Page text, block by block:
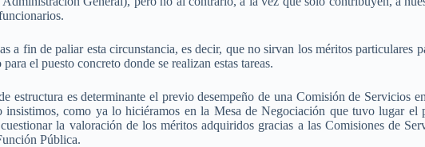
fin de paliar esta circunstancia, es decir, que no sirvan los méritos particulares
el puesto concreto donde se realizan estas tareas.
estructura es determinante el previo desempeño de una Comisión de Servicios
como ya lo hiciéramos en la Mesa de Negociación que tuvo lugar
la valoración de los méritos adquiridos gracias a las Comisiones de
Pública.